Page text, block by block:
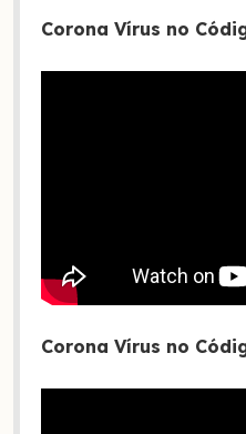
Corona Vírus no
Corona Vírus no